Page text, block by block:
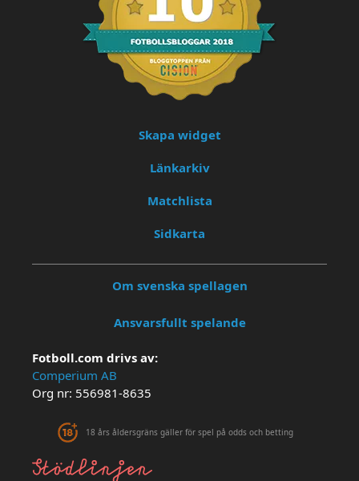
Skapa widget
Länkarkiv
Matchlista
Sidkarta
Om svenska spellagen
Ansvarsfullt spelande
Fotboll.com drivs av:
Comperium AB
Org nr: 556981-8635
18 års åldersgräns gäller för spel på odds och betting